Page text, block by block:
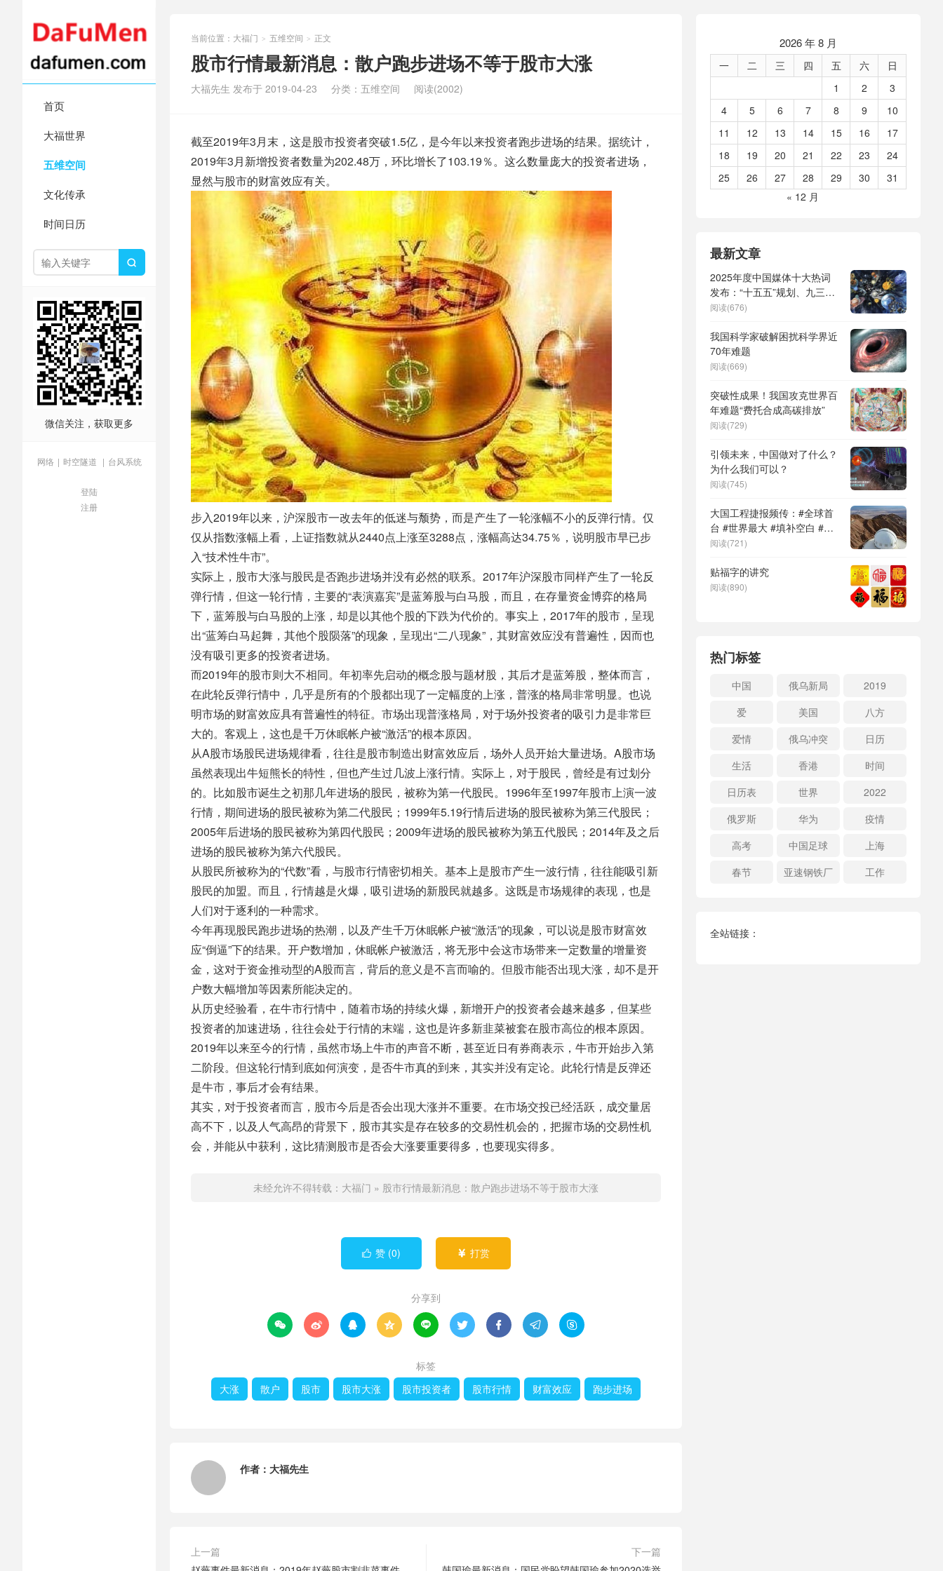
首页
大福世界
五维空间
文化传承
时间日历

微信关注，获取更多
网络 | 时空隧道 | 台风系统
登陆
注册
当前位置： 大福门 > 五维空间 > 正文
股市行情最新消息：散户跑步进场不等于股市大涨
大福先生 发布于 2019-04-23 分类： 五维空间 阅读(2002)
截至2019年3月末，这是股市投资者突破1.5亿，是今年以来投资者跑步进场的结果。据统计，
2019年3月新增投资者数量为202.48万，环比增长了103.19％。这么数量庞大的投资者进场，
显然与股市的财富效应有关。
步入2019年以来，沪深股市一改去年的低迷与颓势，而是产生了一轮涨幅不小的反弹行情。仅
仅从指数涨幅上看，上证指数就从2440点上涨至3288点，涨幅高达34.75％，说明股市早已步
入“技术性牛市”。
实际上，股市大涨与股民是否跑步进场并没有必然的联系。2017年沪深股市同样产生了一轮反
弹行情，但这一轮行情，主要的“表演嘉宾”是蓝筹股与白马股，而且，在存量资金博弈的格局
下，蓝筹股与白马股的上涨，却是以其他个股的下跌为代价的。事实上，2017年的股市，呈现
出“蓝筹白马起舞，其他个股陨落”的现象，呈现出“二八现象”，其财富效应没有普遍性，因而也
没有吸引更多的投资者进场。
而2019年的股市则大不相同。年初率先启动的概念股与题材股，其后才是蓝筹股，整体而言，
在此轮反弹行情中，几乎是所有的个股都出现了一定幅度的上涨，普涨的格局非常明显。也说
明市场的财富效应具有普遍性的特征。市场出现普涨格局，对于场外投资者的吸引力是非常巨
大的。客观上，这也是千万休眠帐户被“激活”的根本原因。
从A股市场股民进场规律看，往往是股市制造出财富效应后，场外人员开始大量进场。A股市场
虽然表现出牛短熊长的特性，但也产生过几波上涨行情。实际上，对于股民，曾经是有过划分
的。比如股市诞生之初那几年进场的股民，被称为第一代股民。1996年至1997年股市上演一波
行情，期间进场的股民被称为第二代股民；1999年5.19行情后进场的股民被称为第三代股民；
2005年后进场的股民被称为第四代股民；2009年进场的股民被称为第五代股民；2014年及之后
进场的股民被称为第六代股民。
从股民所被称为的“代数”看，与股市行情密切相关。基本上是股市产生一波行情，往往能吸引新
股民的加盟。而且，行情越是火爆，吸引进场的新股民就越多。这既是市场规律的表现，也是
人们对于逐利的一种需求。
今年再现股民跑步进场的热潮，以及产生千万休眠帐户被“激活”的现象，可以说是股市财富效
应“倒逼”下的结果。开户数增加，休眠帐户被激活，将无形中会这市场带来一定数量的增量资
金，这对于资金推动型的A股而言，背后的意义是不言而喻的。但股市能否出现大涨，却不是开
户数大幅增加等因素所能决定的。
从历史经验看，在牛市行情中，随着市场的持续火爆，新增开户的投资者会越来越多，但某些
投资者的加速进场，往往会处于行情的末端，这也是许多新韭菜被套在股市高位的根本原因。
2019年以来至今的行情，虽然市场上牛市的声音不断，甚至近日有券商表示，牛市开始步入第
二阶段。但这轮行情到底如何演变，是否牛市真的到来，其实并没有定论。此轮行情是反弹还
是牛市，事后才会有结果。
其实，对于投资者而言，股市今后是否会出现大涨并不重要。在市场交投已经活跃，成交量居
高不下，以及人气高昂的背景下，股市其实是存在较多的交易性机会的，把握市场的交易性机
会，并能从中获利，这比猜测股市是否会大涨要重要得多，也要现实得多。
未经允许不得转载： 大福门 » 股市行情最新消息：散户跑步进场不等于股市大涨
 赞 (0)  打赏
分享到
        
标签
大涨
散户 股市 股市大涨 股市投资者 股市行情 财富效应 跑步进场
作者： 大福先生
上一篇
下一篇
2026 年 8 月
一 二 三 四 五 六
日
1
2
3
4
5 6 7 8 9
10
11
12 13 14 15 16
17
18
19 20 21 22 23
24
25
26 27 28 29 30
31
« 12 月
最新文章
2025年度中国媒体十大热词
发布：“十五五”规划、九三阅
兵、全球治理倡议、
形机器人、苏超、票根经济、
育儿补贴、科学素养、网络生
态治理
阅读(676)
我国科学家破解困扰科学界近
70年难题
阅读(669)
突破性成果！我国攻克世界百
年难题“费托合成高碳排放”
阅读(729)
引领未来，中国做对了什么？
为什么我们可以？
阅读(745)
大国工程捷报频传：#全球首
台 #世界最大 #填补空白 #突
破关键节点
阅读(721)
贴福字的讲究
阅读(890)
热门标签
中国 俄乌新局
2019
爱
美国
八方
爱情
俄乌冲突
日历
生活
香港
时间
日历表
世界
2022
俄罗斯
华为
疫情
高考
中国足球
上海
春节
亚速钢铁厂 工作
全站链接：